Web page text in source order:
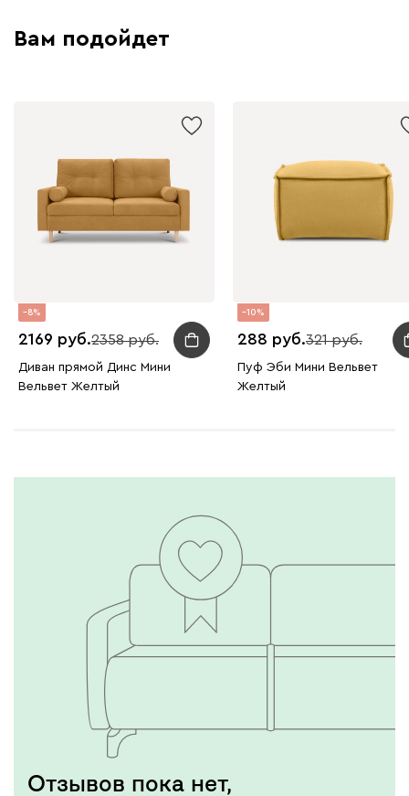
Вам подойдет
8
2169 2358
Диван прямой Динс Мини
Вельвет Желтый
10
288 321
Пуф Эби Мини Вельвет
Желтый
Отзывов пока нет,